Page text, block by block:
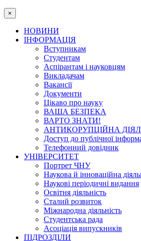
×
НОВИНИ
ІНФОРМАЦІЯ
Вступникам
Студентам
Аспірантам і науковцям
Викладачам
Вакансії
Документи
Цікаво про науку
ВАША БЕЗПЕКА
ВАРТО ЗНАТИ!
АНТИКОРУПЦІЙНА
Доступ до публічної
Телефонний довідник
УНІВЕРСИТЕТ
Портрет ЧНУ
Наукова й інноваційна
Наукові періодичні видання
Освітня діяльність
Сталий розвиток
Міжнародна діяльність
Студентська рада
Асоціація випускників
ПІДРОЗДІЛИ